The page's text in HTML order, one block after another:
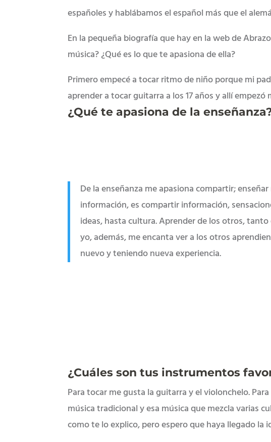
españoles y hablábamos el español más que el
En la pequeña biografía que hay en la web de
música? ¿Qué es lo que te apasiona de ella?
Primero empecé a tocar ritmo de niño porque mi
aprender a tocar guitarra a los 17 años y allí
¿Qué te apasiona de la
De la enseñanza me apasiona compartir;
información, es compartir información,
ideas, hasta cultura. Aprender de los otros,
yo, además, me encanta ver a los otros
nuevo y teniendo nueva experiencia.
¿Cuáles son tus instrumentos
Para tocar me gusta la guitarra y el violonchelo.
música tradicional y esa música que mezcla varias
como te lo explico, pero espero que haya llegado la